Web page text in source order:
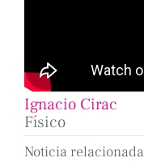
Ignacio Cirac
Físico
Noticia relacionada